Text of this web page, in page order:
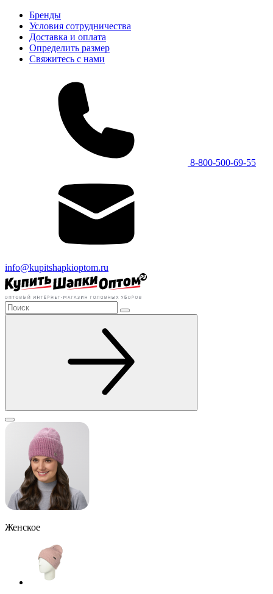
Бренды
Условия сотрудничества
Доставка и оплата
Определить размер
Свяжитесь с нами
8-800-500-69-55
info@kupitshapkioptom.ru
Женское